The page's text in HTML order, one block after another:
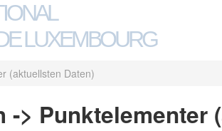
LUXEMBOURG
(aktuellsten Daten)
-> Punktelementer